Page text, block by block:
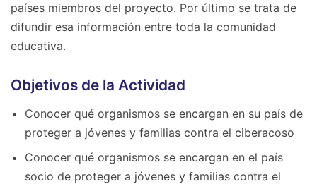
países miembros del proyecto. Por último se trata de
difundir esa información entre toda la comunidad
educativa.
Objetivos de la Actividad
Conocer qué organismos se encargan en su país de
proteger a jóvenes y familias contra el ciberacoso
Conocer qué organismos se encargan en el país
socio de proteger a jóvenes y familias contra el